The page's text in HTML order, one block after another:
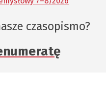
czasopismo?